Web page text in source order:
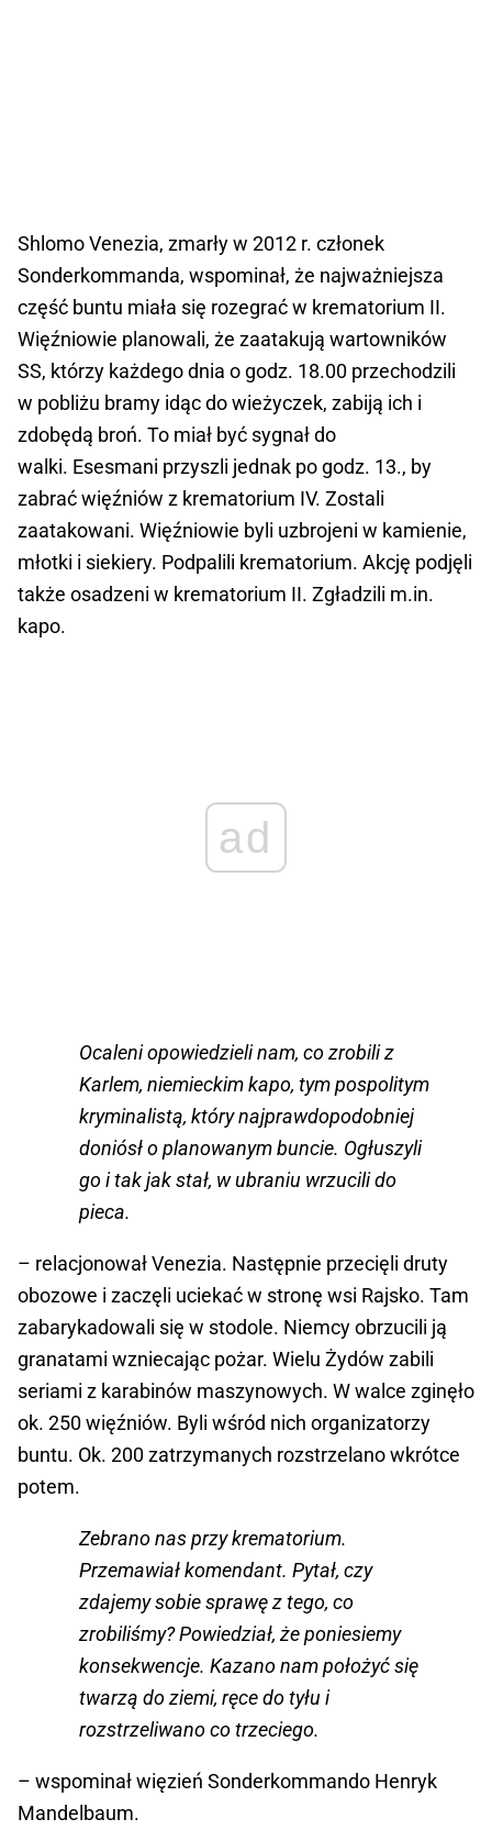
Shlomo Venezia, zmarły w 2012 r. członek
Sonderkommanda, wspominał, że najważniejsza
część buntu miała się rozegrać w krematorium II.
Więźniowie planowali, że zaatakują wartowników
SS, którzy każdego dnia o godz. 18.00 przechodzili
w pobliżu bramy idąc do wieżyczek, zabiją ich i
zdobędą broń. To miał być sygnał do
walki. Esesmani przyszli jednak po godz. 13., by
zabrać więźniów z krematorium IV. Zostali
zaatakowani. Więźniowie byli uzbrojeni w kamienie,
młotki i siekiery. Podpalili krematorium. Akcję podjęli
także osadzeni w krematorium II. Zgładzili m.in.
kapo.
ad
Ocaleni opowiedzieli nam, co zrobili z
Karlem, niemieckim kapo, tym pospolitym
kryminalistą, który najprawdopodobniej
doniósł o planowanym buncie. Ogłuszyli
go i tak jak stał, w ubraniu wrzucili do
pieca.
– relacjonował Venezia. Następnie przecięli druty
obozowe i zaczęli uciekać w stronę wsi Rajsko. Tam
zabarykadowali się w stodole. Niemcy obrzucili ją
granatami wzniecając pożar. Wielu Żydów zabili
seriami z karabinów maszynowych. W walce zginęło
ok. 250 więźniów. Byli wśród nich organizatorzy
buntu. Ok. 200 zatrzymanych rozstrzelano wkrótce
potem.
Zebrano nas przy krematorium.
Przemawiał komendant. Pytał, czy
zdajemy sobie sprawę z tego, co
zrobiliśmy? Powiedział, że poniesiemy
konsekwencje. Kazano nam położyć się
twarzą do ziemi, ręce do tyłu i
rozstrzeliwano co trzeciego.
– wspominał więzień Sonderkommando Henryk
Mandelbaum.